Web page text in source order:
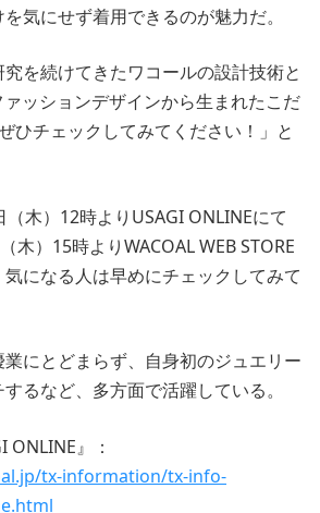
気にせず着用できるのが魅力だ。
を続けてきたワコールの設計技術と
ッションデザインから生まれたこだ
ひチェックしてみてください！」と
木）12時よりUSAGI ONLINEにて
木）15時よりWACOAL WEB STORE
になる人は早めにチェックしてみて
にとどまらず、自身初のジュエリー
るなど、多方面で活躍している。
ONLINE』：
tx-information/tx-info-